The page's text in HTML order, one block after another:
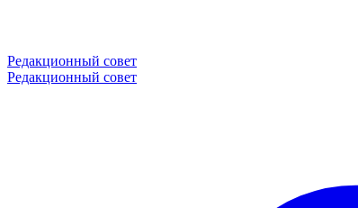
Редакционный совет
Редакционный совет